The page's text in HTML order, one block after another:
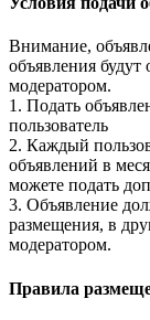
Внимание,
объявления
модератором.
1. Подать
пользователь
2. Каждый
объявлений в
можете подать
3. Объявление
размещения, в
модератором.
Правила